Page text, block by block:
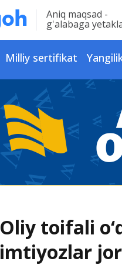
Aniq maqsad -
g'alabaga
Milliy sertifikat
Oliy toifali
imtiyozlar